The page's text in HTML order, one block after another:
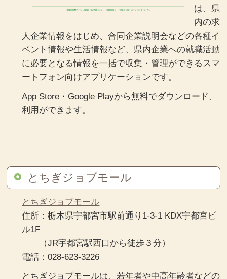
は、県
内の求
人企業情報をはじめ、合同企業説明会などの各種イ
ベント情報や生活情報など、県内企業への就職活動
に必要となる情報を一括で収集・管理ができるスマ
ートフォン向けアプリケーションです。
App Store・Google Playから無料でダウンロード、
利用ができます。
とちぎジョブモール
とちぎジョブモール
住所：栃木県宇都宮市駅前通り1-3-1 KDX宇都宮ビ
ル1F
（JR宇都宮駅西口から徒歩３分）
電話：028-623-3226
とちぎジョブモールは、若年者や中高年齢者などの